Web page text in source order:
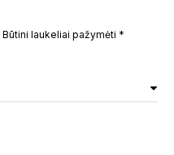
Būtini laukeliai pažymėti *